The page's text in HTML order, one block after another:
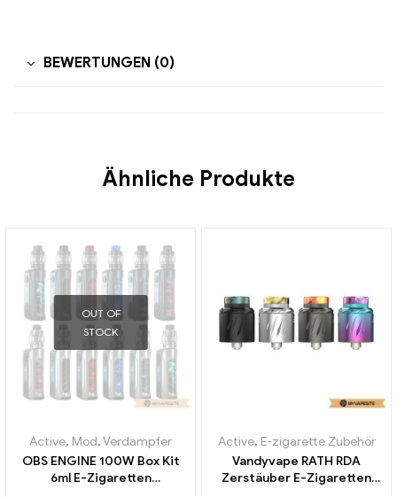
BEWERTUNGEN (0)
Ähnliche Produkte
OUT OF
STOCK
Active, Mod,Verdampfer
OBS ENGINE 100W Box Kit
6ml E-Zigaretten
Active, E-zigarette Zubehör
Vandyvape RATH RDA
Zerstäuber E-Zigaretten